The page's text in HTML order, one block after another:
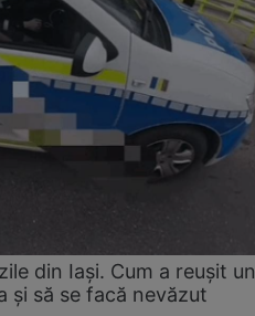
din Iași. Cum a reușit un
și să se facă nevăzut